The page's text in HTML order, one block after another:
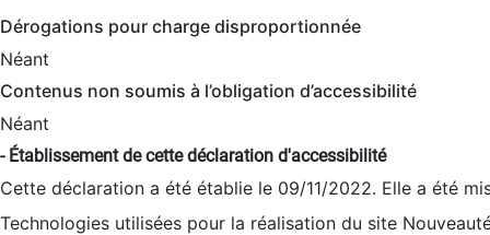
Dérogations pour charge disproportionnée
Néant
Contenus non soumis à l’obligation d’accessibilité
Néant
- Établissement de cette déclaration d'accessibilité
Cette déclaration a été établie le 09/11/2022. Elle a été
Technologies utilisées pour la réalisation du site